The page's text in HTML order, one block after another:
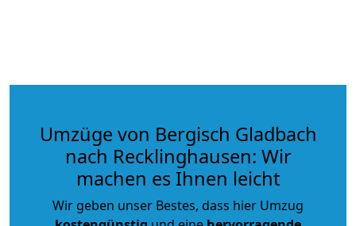
Umzüge von Bergisch Gladbach
nach Recklinghausen: Wir
machen es Ihnen leicht
Wir geben unser Bestes, dass hier Umzug